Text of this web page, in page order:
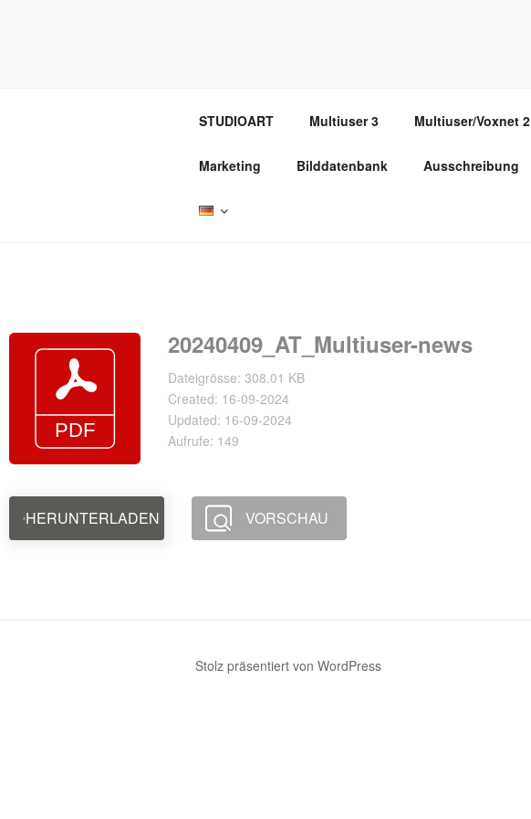
STUDIOART Multiuser 3 Multiuser/Voxnet 2
Marketing Bilddatenbank Ausschreibung
20240409_AT_Multiuser-news
Dateigrösse: 308.01 KB
Created: 16-09-2024
Updated: 16-09-2024
Aufrufe: 149
HERUNTERLADEN VORSCHAU
Stolz präsentiert von WordPress